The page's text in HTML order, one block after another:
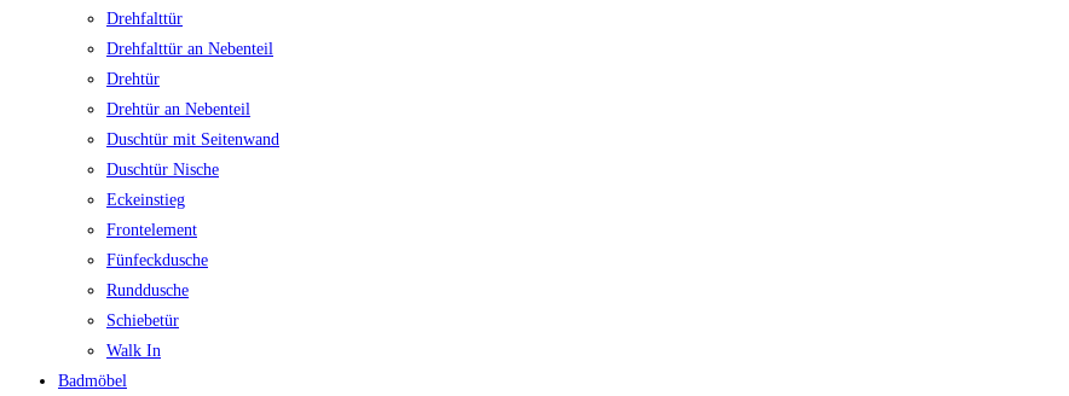
Drehfalttür
Drehfalttür an Nebenteil
Drehtür
Drehtür an Nebenteil
Duschtür mit Seitenwand
Duschtür Nische
Eckeinstieg
Frontelement
Fünfeckdusche
Runddusche
Schiebetür
Walk In
Badmöbel